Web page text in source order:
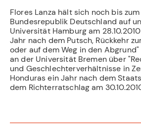
Flores Lanza hält sich noch bis zum
Bundesrepublik Deutschland auf
Universität Hamburg am
Jahr nach dem Putsch, Rückkehr
oder auf dem Weg in den Abgrund"
an der Universität Bremen über
und Geschlechterverhältnisse in
Honduras ein Jahr nach dem
dem Richterratschlag am